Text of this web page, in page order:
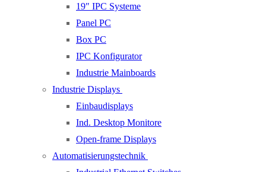
19″ IPC Systeme
Panel PC
Box PC
IPC Konfigurator
Industrie Mainboards
Industrie Displays
Einbaudisplays
Ind. Desktop Monitore
Open-frame Displays
Automatisierungstechnik